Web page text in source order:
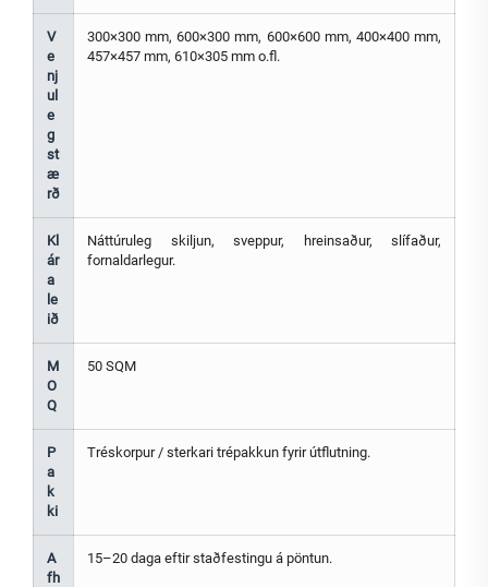
V
e
nj
ul
e
g
st
æ
rð
300×300 mm, 600×300 mm, 600×600 mm, 400×400 mm,
457×457 mm, 610×305 mm o.fl.
Kl
ár
a
le
ið
Náttúruleg skiljun, sveppur, hreinsaður, slífaður,
fornaldarlegur.
M
O
Q
50 SQM
P
a
k
ki
Tréskorpur / sterkari trépakkun fyrir útflutning.
A
fh
15–20 daga eftir staðfestingu á pöntun.